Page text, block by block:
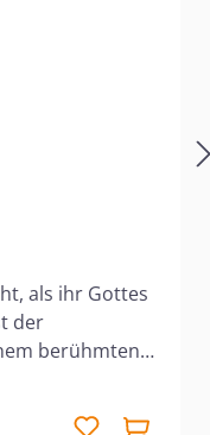
als ihr Gottes
der
berühmten